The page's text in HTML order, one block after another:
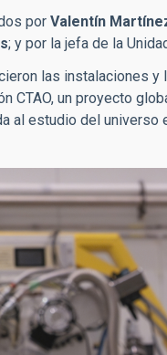
por Valentín
; y por la jefa de la
las instalaciones
CTAO, un proyecto
al estudio del universo